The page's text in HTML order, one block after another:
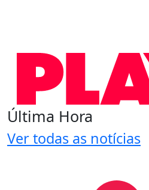
Última Hora
Ver todas as notícias